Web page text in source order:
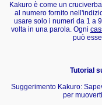
Kakuro è come un
al numero fornito
usare solo i numeri da 1 a
volta in una parola. Ogni
può
Tutorial
Suggerimento Kakuro:
per